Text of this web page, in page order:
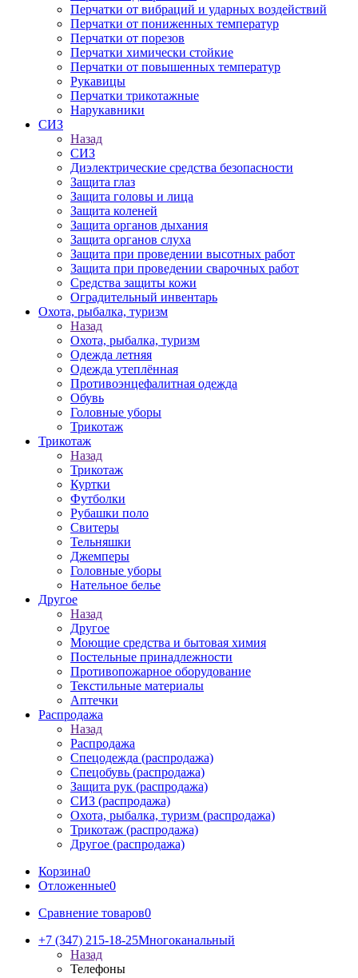
Перчатки от вибраций и ударных воздействий
Перчатки от пониженных температур
Перчатки от порезов
Перчатки химически стойкие
Перчатки от повышенных температур
Рукавицы
Перчатки трикотажные
Нарукавники
СИЗ
Назад
СИЗ
Диэлектрические средства безопасности
Защита глаз
Защита головы и лица
Защита коленей
Защита органов дыхания
Защита органов слуха
Защита при проведении высотных работ
Защита при проведении сварочных работ
Средства защиты кожи
Оградительный инвентарь
Охота, рыбалка, туризм
Назад
Охота, рыбалка, туризм
Одежда летняя
Одежда утеплённая
Противоэнцефалитная одежда
Обувь
Головные уборы
Трикотаж
Трикотаж
Назад
Трикотаж
Куртки
Футболки
Рубашки поло
Свитеры
Тельняшки
Джемперы
Головные уборы
Нательное белье
Другое
Назад
Другое
Моющие средства и бытовая химия
Постельные принадлежности
Противопожарное оборудование
Текстильные материалы
Аптечки
Распродажа
Назад
Распродажа
Спецодежда (распродажа)
Спецобувь (распродажа)
Защита рук (распродажа)
СИЗ (распродажа)
Охота, рыбалка, туризм (распродажа)
Трикотаж (распродажа)
Другое (распродажа)
Корзина0
Отложенные0
Сравнение товаров0
+7 (347) 215-18-25Многоканальный
Назад
Телефоны